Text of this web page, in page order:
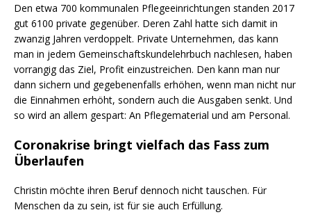
Den etwa 700 kommunalen Pflegeeinrichtungen standen 2017
gut 6100 private gegenüber. Deren Zahl hatte sich damit in
zwanzig Jahren verdoppelt. Private Unternehmen, das kann
man in jedem Gemeinschaftskundelehrbuch nachlesen, haben
vorrangig das Ziel, Profit einzustreichen. Den kann man nur
dann sichern und gegebenenfalls erhöhen, wenn man nicht nur
die Einnahmen erhöht, sondern auch die Ausgaben senkt. Und
so wird an allem gespart: An Pflegematerial und am Personal.
Coronakrise bringt vielfach das Fass zum
Überlaufen
Christin möchte ihren Beruf dennoch nicht tauschen. Für
Menschen da zu sein, ist für sie auch Erfüllung.